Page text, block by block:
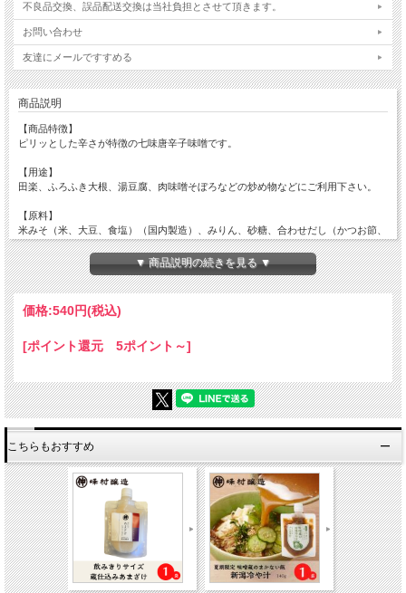
不良品交換、誤品配送交換は当社負担とさせて頂きます。
お問い合わせ
友達にメールですすめる
商品説明
【商品特徴】
ピリッとした辛さが特徴の七味唐辛子味噌です。
【用途】
田楽、ふろふき大根、湯豆腐、肉味噌そぼろなどの炒め物などにご利用下さい。
【原料】
米みそ（米、大豆、食塩）（国内製造）、みりん、砂糖、合わせだし（かつお節、
昆布）、食用植物油脂、七味唐辛子、（一部に大豆・ごまを含む）
【内容量】【商品特徴】
120ｇ
【賞味期限】
開封後要冷蔵
【栄養成分表示】
（100ｇ当たり） 表示値は推定値
エネルギー 234kcal/たんぱく質 5.8ｇ/脂質 4.1ｇ/炭水化物 43.4ｇ/食塩相当
量 4.8ｇ
本製造工場では、小麦・卵・乳・そば・落花生・えび・大豆・さば・牛肉・豚肉・
鶏肉・くるみ・ごま・りんごを含む製品を製造しております。
▼ 商品説明の続きを見る ▼
価格:540円(税込)
[ポイント還元 5ポイント～]
こちらもおすすめ